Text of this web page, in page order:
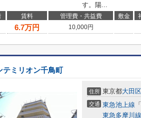
す。陽...
賃料 管理費・共益費 敷金
6.7万円 10,000円
テミリオン千鳥町
住所 東京都大田区
交通 東急池上線 「
東急多摩川線